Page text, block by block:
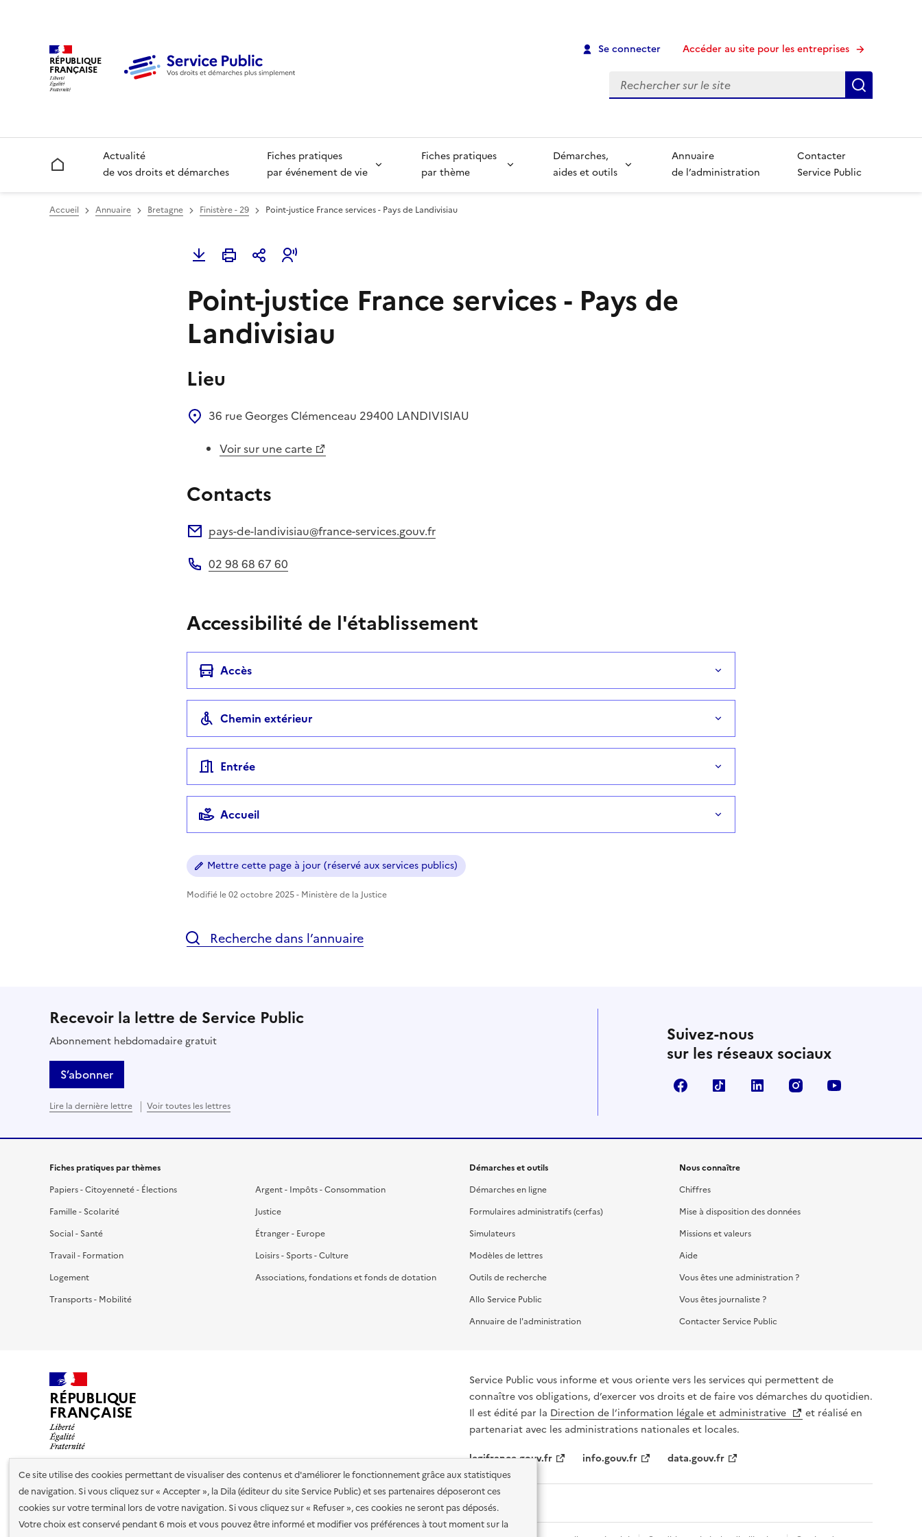
Ce site utilise des cookies permettant de visualiser des contenus et d'améliorer le fonctionnement grâce aux statistiques
de navigation. Si vous cliquez sur « Accepter », la Dila (éditeur du site Service Public) et ses partenaires déposeront ces
cookies sur votre terminal lors de votre navigation. Si vous cliquez sur « Refuser », ces cookies ne seront pas déposés.
Votre choix est conservé pendant 6 mois et vous pouvez être informé et modifier vos préférences à tout moment sur la
RÉPUBLIQUE
FRANÇAISE
Se connecter Accéder au site pour les entreprises
Recherche
Accueil
Actualité
de vos droits et démarches
Fiches pratiques
par événement de vie
Fiches pratiques
par thème
Démarches,
aides et outils
Annuaire
de l’administration
Contacter
Service Public
Accueil Annuaire Bretagne Finistère - 29 Point-justice France services - Pays de Landivisiau
Point-justice France services - Pays de
Landivisiau
Lieu
36 rue Georges Clémenceau 29400 LANDIVISIAU
Voir sur une carte
Contacts
pays-de-landivisiau@france-services.gouv.fr
02 98 68 67 60
Accessibilité de l'établissement
Accès
Chemin extérieur
Entrée
Accueil
Mettre cette page à jour (réservé aux services publics)
Modifié le 02 octobre 2025 - Ministère de la Justice
Recherche dans l’annuaire
Recevoir la lettre de Service Public
Abonnement hebdomadaire gratuit
S’abonner
Lire la dernière lettre Voir toutes les lettres
Suivez-nous
sur les réseaux sociaux
FacebookTikTok LinkedIn Instagram
Fiches pratiques par thèmes
Papiers - Citoyenneté - Élections
Famille - Scolarité
Social - Santé
Travail - Formation
Logement
Transports - Mobilité
Argent - Impôts - Consommation
Justice
Étranger - Europe
Loisirs - Sports - Culture
Associations, fondations et fonds de dotation
Démarches et outils
Démarches en ligne
Formulaires administratifs (cerfas)
Simulateurs
Modèles de lettres
Outils de recherche
Allo Service Public
Annuaire de l'administration
Nous connaître
Chiffres
Mise à disposition des données
Missions et valeurs
Aide
Vous êtes une administration ?
Vous êtes journaliste ?
Contacter Service Public
RÉPUBLIQUE
FRANÇAISE
Service Public vous informe et vous oriente vers les services qui permettent de
connaître vos obligations, d’exercer vos droits et de faire vos démarches du quotidien.
Il est édité par la Direction de l’information légale et administrative
et réalisé en
partenariat avec les administrations nationales et locales.
legifrance.gouv.fr
info.gouv.fr data.gouv.fr
Nos partenaires